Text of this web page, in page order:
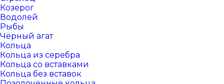
Козерог
Водолей
Рыбы
Чёрный агат
Кольца
Кольца из серебра
Кольца со вставками
Кольца без вставок